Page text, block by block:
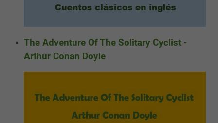
The Adventure Of The Solitary Cyclist -
Arthur Conan Doyle